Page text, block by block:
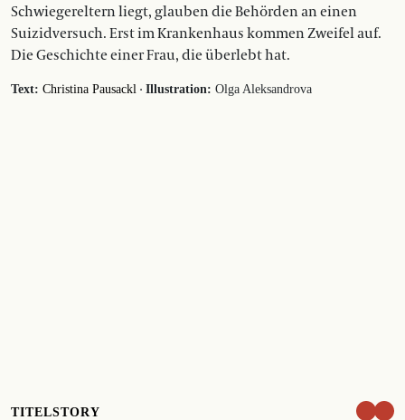
Schwiegereltern liegt, glauben die Behörden an einen
Suizidversuch. Erst im Krankenhaus kommen Zweifel auf.
Die Geschichte einer Frau, die überlebt hat.
Text: Christina Pausackl · Illustration: Olga Aleksandrova
TITELSTORY